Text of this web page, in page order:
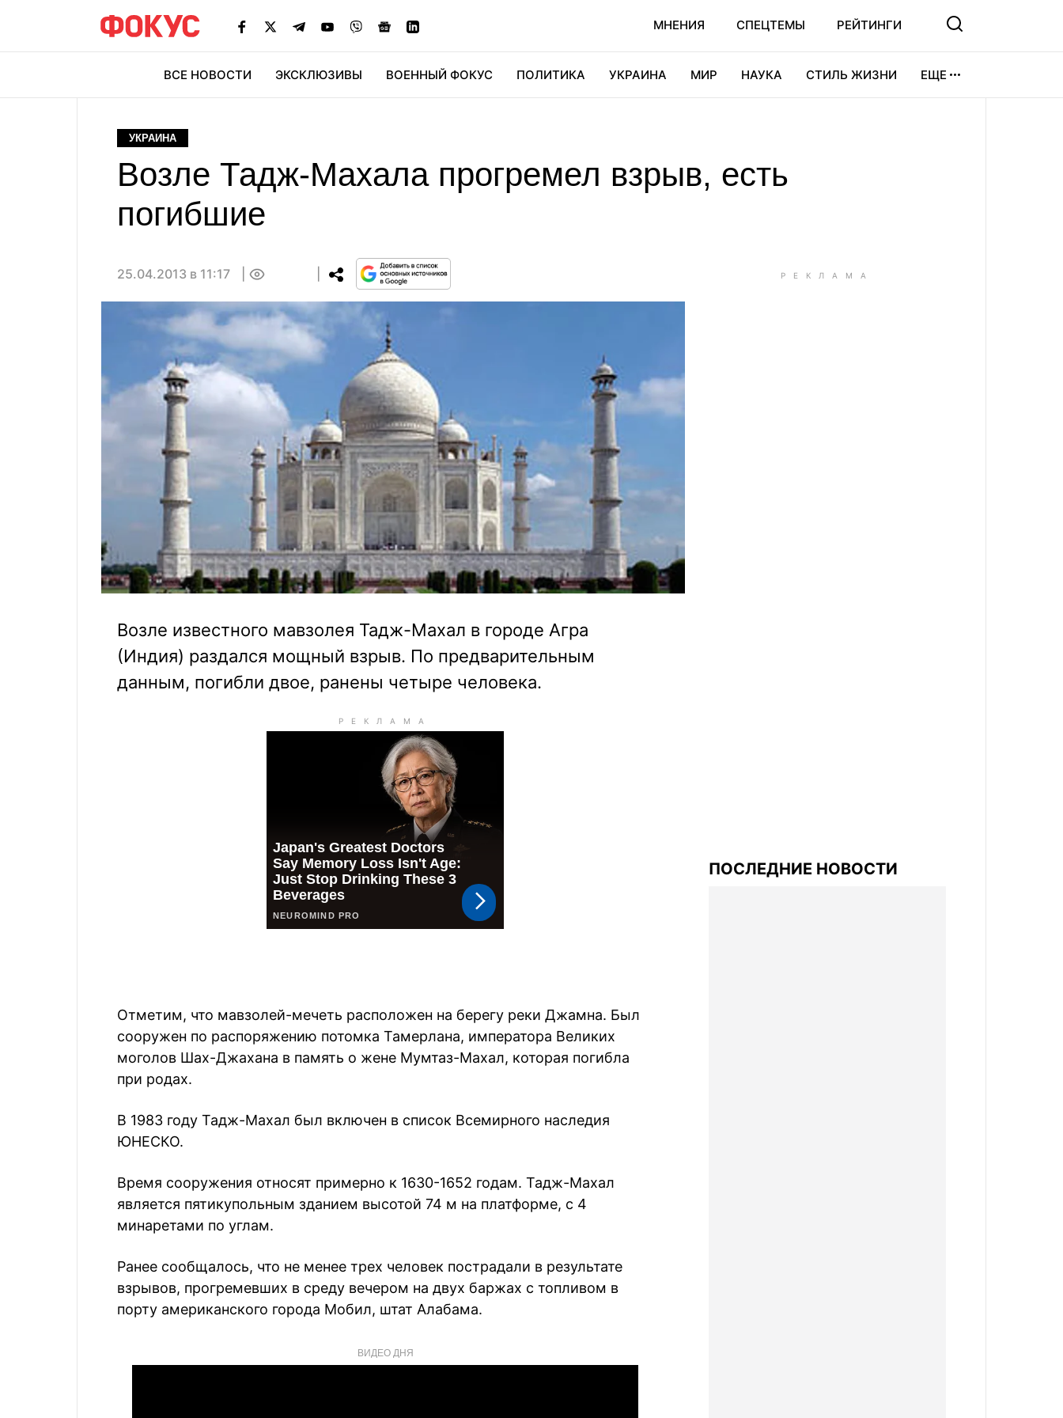
МНЕНИЯ СПЕЦТЕМЫ РЕЙТИНГИ
ВСЕ НОВОСТИ ЭКСКЛЮЗИВЫ ВОЕННЫЙ ФОКУС ПОЛИТИКА УКРАИНА МИР НАУКА СТИЛЬ ЖИЗНИ ЕЩЕ
УКРАИНА
Возле Тадж-Махала прогремел взрыв, есть
погибшие
25.04.2013 в 11:17
Возле известного мавзолея Тадж-Махал в городе Агра
(Индия) раздался мощный взрыв. По предварительным
данным, погибли двое, ранены четыре человека.
Отметим, что мавзолей-мечеть расположен на берегу реки Джамна. Был
сооружен по распоряжению потомка Тамерлана, императора Великих
моголов Шах-Джахана в память о жене Мумтаз-Махал, которая погибла
при родах.
В 1983 году Тадж-Махал был включен в список Всемирного наследия
ЮНЕСКО.
Время сооружения относят примерно к 1630-1652 годам. Тадж-Махал
является пятикупольным зданием высотой 74 м на платформе, с 4
минаретами по углам.
Ранее сообщалось, что не менее трех человек пострадали в результате
взрывов, прогремевших в среду вечером на двух баржах с топливом в
порту американского города Мобил, штат Алабама.
ВИДЕО ДНЯ
ПОСЛЕДНИЕ НОВОСТИ